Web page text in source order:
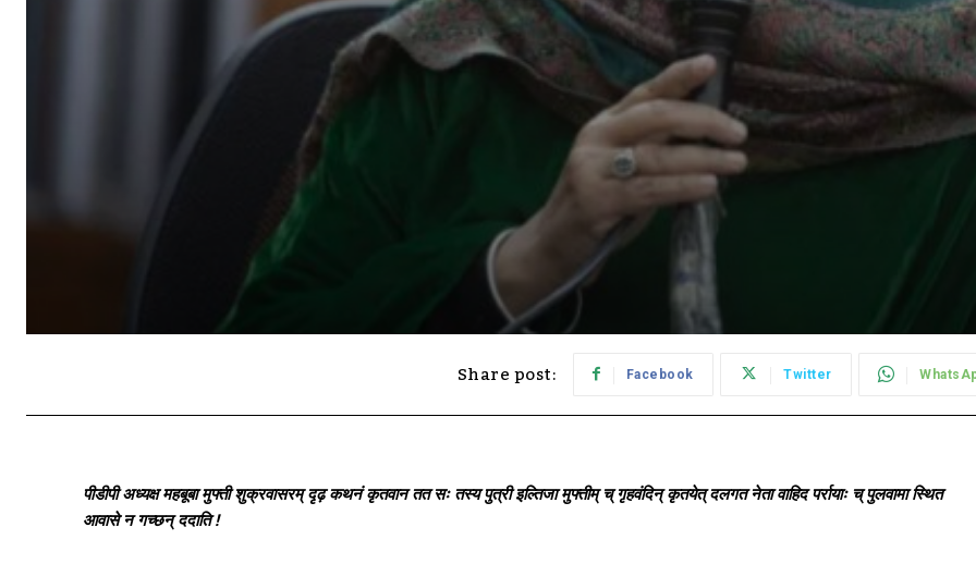
Share post: Facebook Twitter
पीडीपी अध्यक्ष महबूबा मुफ्ती शुक्रवासरम् दृढ़ कथनं कृतवान तत सः तस्य पुत्री इल्तिजा मुफ्तीम् च् गृहवंदिन् कृतयेत् दलगत नेता वाहिद पर्रायाः च् पुलवामा स्थित
आवासे न गच्छन् ददाति !